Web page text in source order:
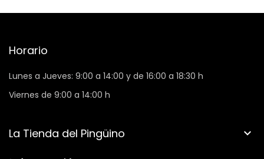
Horario
Lunes a Jueves: 9:00 a 14:00 y de 16:00 a 18:30 h
Viernes de 9:00 a 14:00 h
La Tienda del Pingüino 